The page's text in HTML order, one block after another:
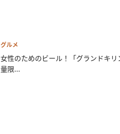
グルメ
女性のためのビール！「グランドキ
量限...